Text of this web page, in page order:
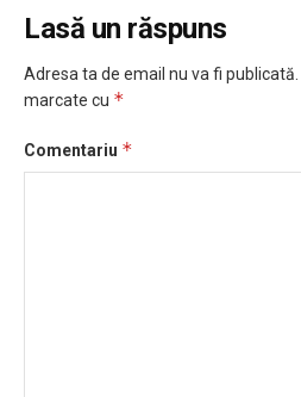
Lasă un răspuns
Adresa ta de email nu va fi publicată.
marcate cu *
Comentariu *